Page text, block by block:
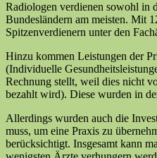
Radiologen verdienen sowohl in
Bundesländern am meisten. Mit
Spitzenverdienern unter den
Hinzu kommen Leistungen der
(Individuelle
Rechnung stellt, weil dies nicht
bezahlt wird). Diese wurden in
Allerdings wurden auch die
muss, um eine Praxis zu
berücksichtigt. Insgesamt kann